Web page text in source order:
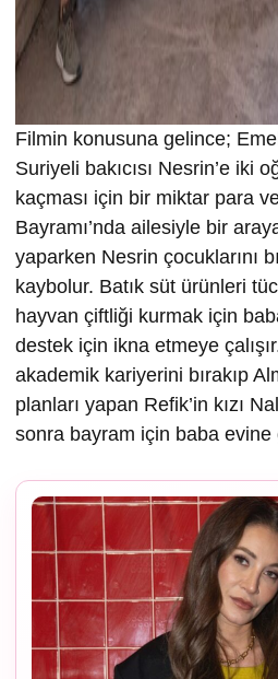
Filmin konusuna gelince;
Suriyeli bakıcısı Nesrin’e iki
kaçması için bir miktar para
Bayramı’nda ailesiyle bir
yaparken Nesrin çocuklarını
kaybolur. Batık süt ürünleri
hayvan çiftliği kurmak için
destek için ikna etmeye
akademik kariyerini bırakıp
planları yapan Refik’in kızı
sonra bayram için baba evine